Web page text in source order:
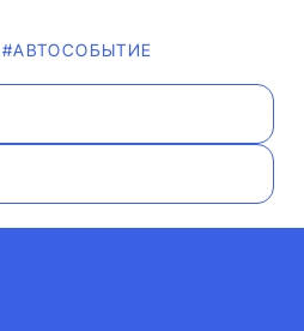
#АВТОСОБЫТИЕ